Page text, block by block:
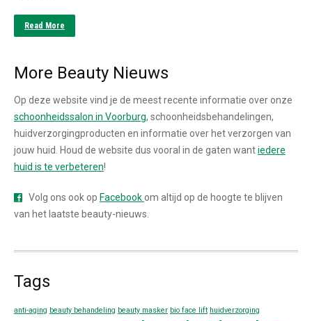
Read More
More Beauty Nieuws
Op deze website vind je de meest recente informatie over onze
schoonheidssalon in Voorburg, schoonheidsbehandelingen,
huidverzorgingproducten en informatie over het verzorgen van
jouw huid. Houd de website dus vooral in de gaten wantiedere
huid is te verbeteren!
Volg ons ook op Facebook om altijd op de hoogte te blijven
van het laatste beauty-nieuws.
Tags
anti-aging beauty behandeling beauty masker bio face lift huidverzorging